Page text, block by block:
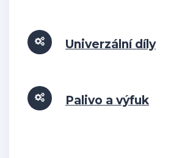
Univerzální díly
Palivo a výfuk